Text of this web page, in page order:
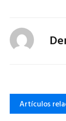
Artículos